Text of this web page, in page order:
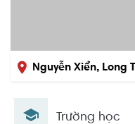
Nguyễn Xiển, Long
Trường học